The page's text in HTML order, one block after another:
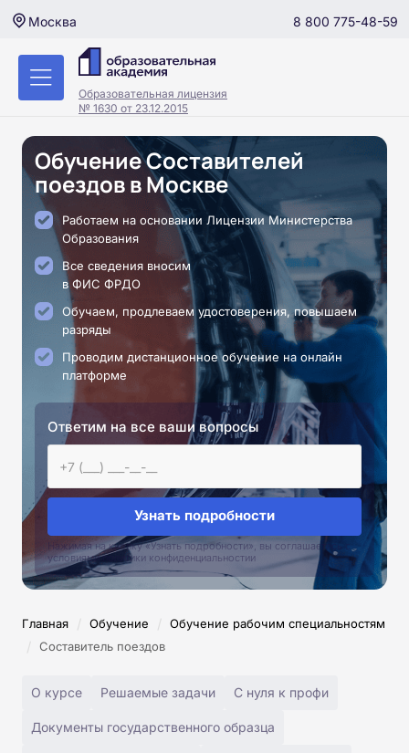
Москва 8 800 775-48-59
Образовательная лицензия
№ 1630 от 23.12.2015
Обучение Составителей
поездов в Москве
Работаем на основании Лицензии Министерства
Образования
Все сведения вносим
в ФИС ФРДО
Обучаем, продлеваем удостоверения, повышаем
разряды
Проводим дистанционное обучение на онлайн
платформе
Ответим на все ваши вопросы
Узнать подробности
Нажимая на кнопку «Узнать подробности», вы соглашаетесь с
условиями политики конфиденциальностии
Главная / Обучение / Обучение рабочим специальностям
/ Составитель поездов
О курсе Решаемые задачи С нуля к профи
Документы государственного образца